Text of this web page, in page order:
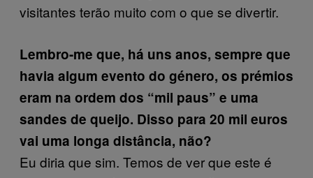
visitantes terão muito com o que se divertir.
Lembro-me que, há uns anos, sempre que
havia algum evento do género, os prémios
eram na ordem dos “mil paus” e uma
sandes de queijo. Disso para 20 mil euros
vai uma longa distância, não?
Eu diria que sim. Temos de ver que este é